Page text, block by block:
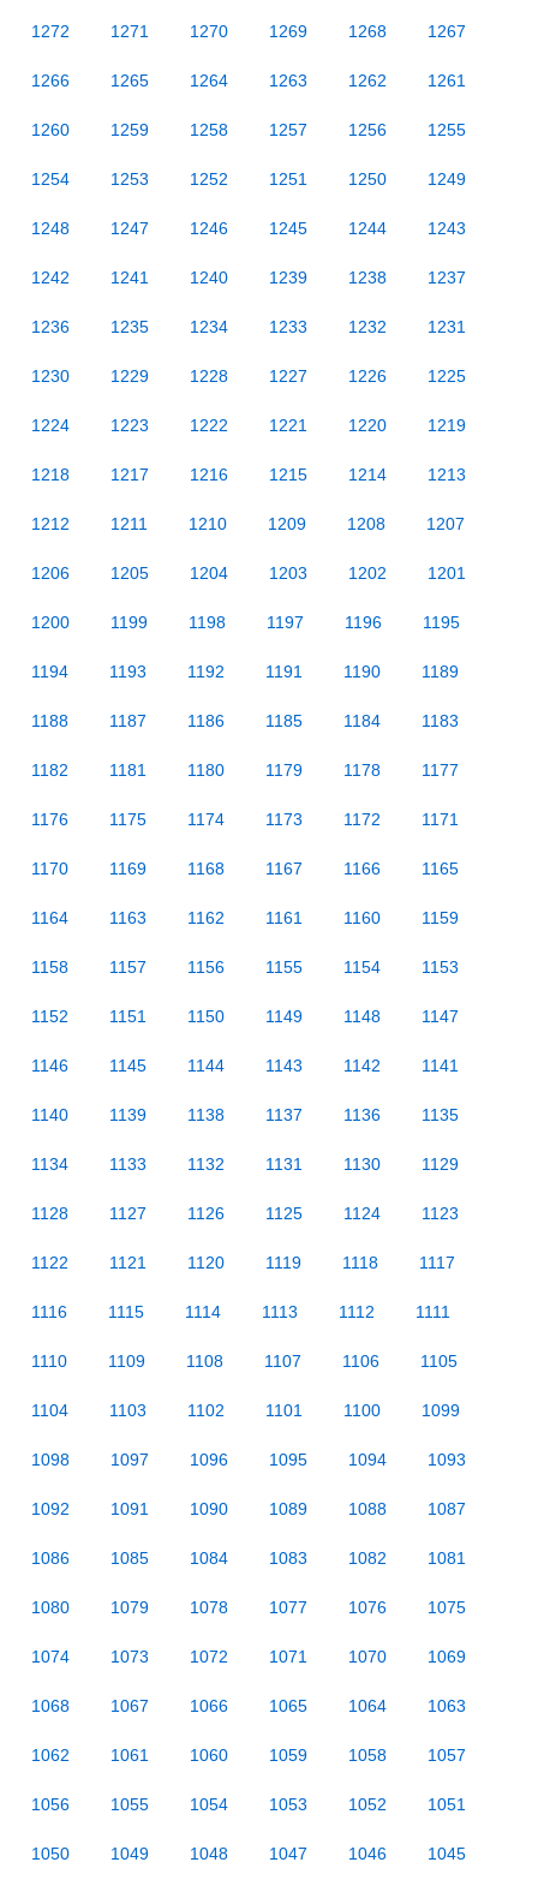
1272 1271 1270 1269 1268 1267
1266 1265 1264 1263 1262 1261
1260 1259 1258 1257 1256 1255
1254 1253 1252 1251 1250 1249
1248 1247 1246 1245 1244 1243
1242 1241 1240 1239 1238 1237
1236 1235 1234 1233 1232 1231
1230 1229 1228 1227 1226 1225
1224 1223 1222 1221 1220 1219
1218 1217 1216 1215 1214 1213
1212 1211 1210 1209 1208 1207
1206 1205 1204 1203 1202 1201
1200 1199 1198 1197 1196 1195
1194 1193 1192 1191 1190 1189
1188 1187 1186 1185 1184 1183
1182 1181 1180 1179 1178 1177
1176 1175 1174 1173 1172 1171
1170 1169 1168 1167 1166 1165
1164 1163 1162 1161 1160 1159
1158 1157 1156 1155 1154 1153
1152 1151 1150 1149 1148 1147
1146 1145 1144 1143 1142 1141
1140 1139 1138 1137 1136 1135
1134 1133 1132 1131 1130 1129
1128 1127 1126 1125 1124 1123
1122 1121 1120 1119 1118 1117
1116 1115 1114 1113 1112 1111
1110 1109 1108 1107 1106 1105
1104 1103 1102 1101 1100 1099
1098 1097 1096 1095 1094 1093
1092 1091 1090 1089 1088 1087
1086 1085 1084 1083 1082 1081
1080 1079 1078 1077 1076 1075
1074 1073 1072 1071 1070 1069
1068 1067 1066 1065 1064 1063
1062 1061 1060 1059 1058 1057
1056 1055 1054 1053 1052 1051
1050 1049 1048 1047 1046 1045